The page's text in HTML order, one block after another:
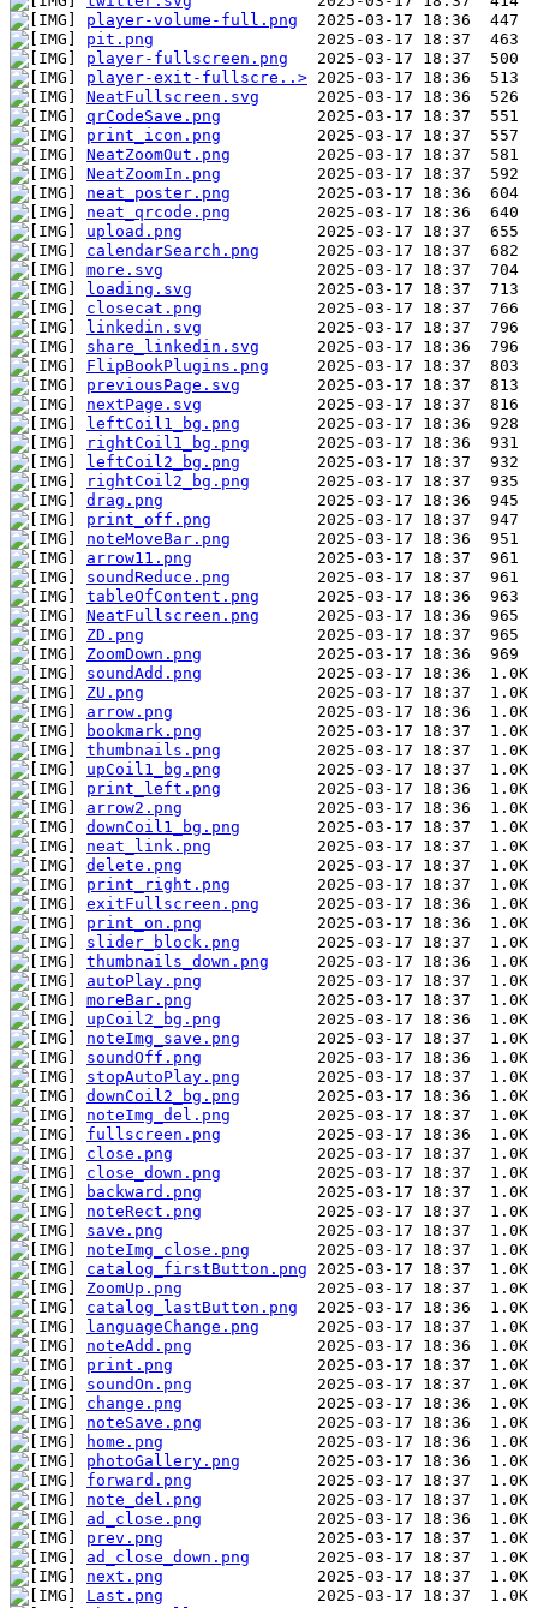
player-volume-full.png
pit.png
player-fullscreen.png
player-exit-fullscre..>
NeatFullscreen.svg
qrCodeSave.png
print_icon.png
NeatZoomOut.png
NeatZoomIn.png
neat_poster.png
neat_qrcode.png
upload.png
calendarSearch.png
more.svg
loading.svg
closecat.png
linkedin.svg
share_linkedin.svg
FlipBookPlugins.png
previousPage.svg
nextPage.svg
leftCoil1_bg.png
rightCoil1_bg.png
leftCoil2_bg.png
rightCoil2_bg.png
drag.png
print_off.png
noteMoveBar.png
arrow11.png
soundReduce.png
tableOfContent.png
NeatFullscreen.png
ZD.png
ZoomDown.png
soundAdd.png
ZU.png
arrow.png
bookmark.png
thumbnails.png
upCoil1_bg.png
print_left.png
arrow2.png
downCoil1_bg.png
neat_link.png
delete.png
print_right.png
exitFullscreen.png
print_on.png
slider_block.png
thumbnails_down.png
autoPlay.png
moreBar.png
upCoil2_bg.png
noteImg_save.png
soundOff.png
stopAutoPlay.png
downCoil2_bg.png
noteImg_del.png
fullscreen.png
close.png
close_down.png
backward.png
noteRect.png
save.png
noteImg_close.png
catalog_firstButton.png
ZoomUp.png
catalog_lastButton.png
languageChange.png
noteAdd.png
print.png
soundOn.png
change.png
noteSave.png
home.png
photoGallery.png
forward.png
note_del.png
ad_close.png
prev.png
ad_close_down.png
next.png
Last.png